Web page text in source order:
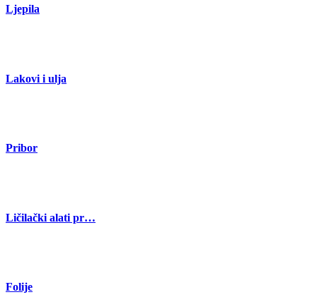
Ljepila
Lakovi i ulja
Pribor
Ličilački alati pr…
Folije